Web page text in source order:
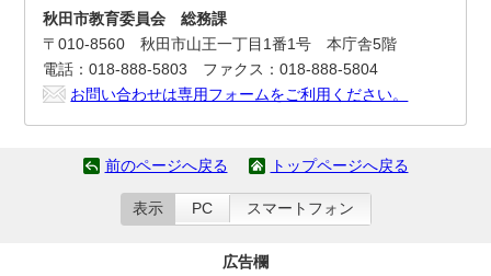
秋田市教育委員会 総務課
〒010-8560 秋田市山王一丁目1番1号 本庁舎5階
電話：018-888-5803 ファクス：018-888-5804
お問い合わせは専用フォームをご利用ください。
前のページへ戻る トップページへ戻る
表示 PC スマートフォン
広告欄